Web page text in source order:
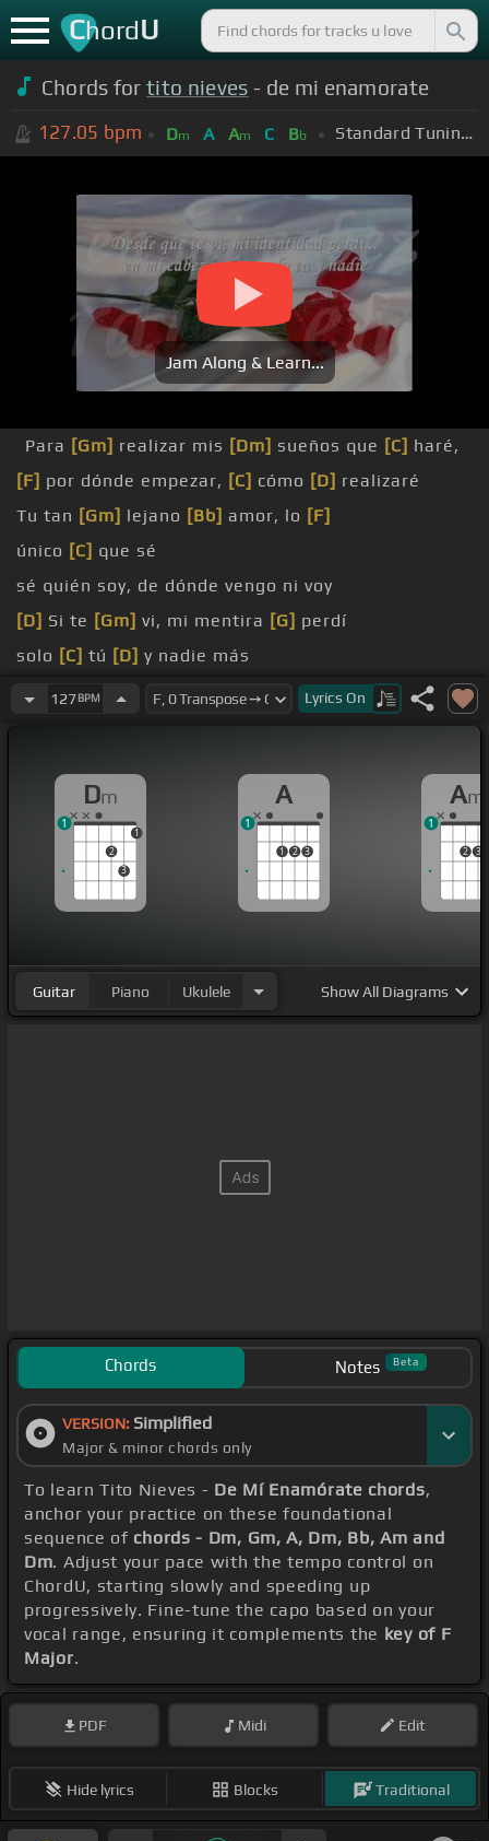
ChordU
Chords fortito nieves - de mi enamorate
127.05 bpm Dm A Am C Bb Standard Tuning (EADGBE)
Jam Along & Learn...
Para [Gm] realizar mis [Dm] sueños que [C] haré,
[F] por dónde empezar, [C] cómo [D] realizaré
Tu tan [Gm] lejano [Bb] amor, lo [F]
único [C] que sé
sé quién soy, de dónde vengo ni voy
[D] Si te [Gm] vi, mi mentira [G] perdí
solo [C] tú [D] y nadie más
[Gm]duele al pensar que nunca[C]mía serás
127BPM Lyrics On
Dm
2
3
1
1
A
1 2 3
1
Am
2 3
1
Guitar Piano Ukulele ShowAll Diagrams
Chords Notes Beta
VERSION: Simplified
Major & minor chords only
To learn Tito Nieves - De Mí Enamórate chords,
anchor your practice on these foundational
sequence of chords - Dm, Gm, A, Dm, Bb, Am and
Dm. Adjust your pace with the tempo control on
ChordU, starting slowly and speeding up
progressively. Fine-tune the capo based on your
vocal range, ensuring it complements the key of F
Major.
PDF Midi Edit
Hide lyrics Blocks Traditional